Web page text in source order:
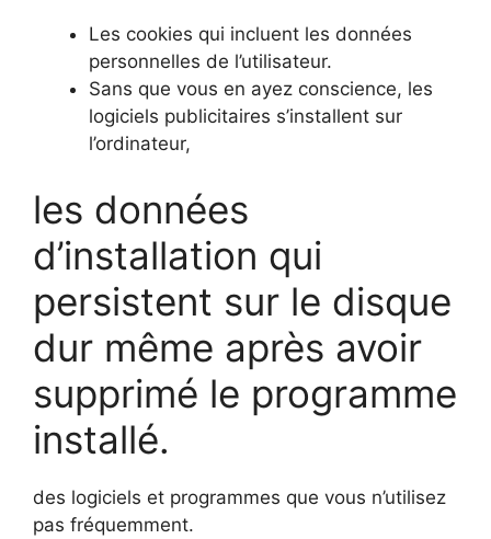
Les cookies qui incluent les données
personnelles de l’utilisateur.
Sans que vous en ayez conscience, les
logiciels publicitaires s’installent sur
l’ordinateur,
les données
d’installation qui
persistent sur le disque
dur même après avoir
supprimé le programme
installé.
des logiciels et programmes que vous n’utilisez
pas fréquemment.